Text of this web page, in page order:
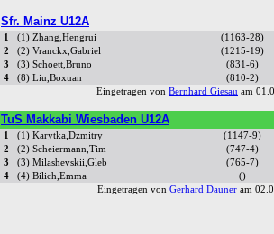
Sfr. Mainz U12A
1 (1) Zhang,Hengrui
(1163-28)
2
(2) Vranckx,Gabriel
(1215-19)
3
(3) Schoett,Bruno
(831-6)
4
(8) Liu,Boxuan
(810-2)
Eingetragen von Bernhard Giesau am
TuS Makkabi Wiesbaden U12A
1 (1) Karytka,Dzmitry
(1147-9)
2
(2) Scheiermann,Tim
(747-4)
3
(3) Milashevskii,Gleb
(765-7)
4
(4) Bilich,Emma
()
Eingetragen von Gerhard Dauner am